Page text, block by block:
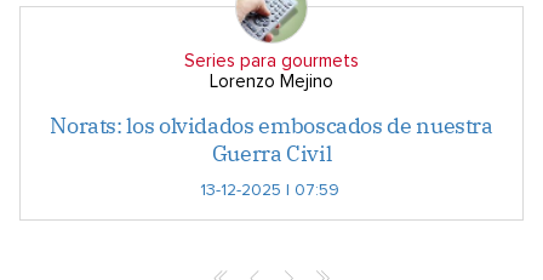
Series para gourmets
Lorenzo Mejino
Norats: los olvidados emboscados de nuestra
Guerra Civil
13-12-2025 | 07:59